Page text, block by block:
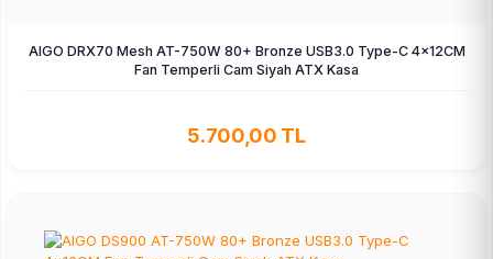
AIGO DRX70 Mesh AT-750W 80+ Bronze USB3.0 Type-C 4×12CM
Fan Temperli Cam Siyah ATX Kasa
5.700,00 TL